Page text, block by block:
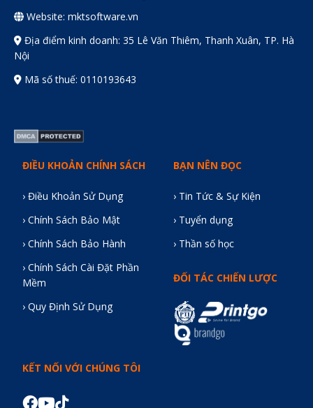
Website: mktsoftware.vn
Địa điểm kinh doanh: 35 Lê Văn Thiêm, Thanh Xuân, TP. Hà
Nội
Mã số thuế: 0110193643
ĐIỀU KHOẢN CHÍNH SÁCH
› Điều Khoản Sử Dụng
› Chính Sách Bảo Mật
› Chính Sách Bảo Hành
› Chính Sách Cài Đặt Phần
Mềm
› Quy Định Sử Dụng
BẠN NÊN ĐỌC
› Tin Tức & Sự Kiện
› Tuyển dụng
› Thần số học
ĐỐI TÁC CHIẾN LƯỢC
KẾT NỐI VỚI CHÚNG TÔI